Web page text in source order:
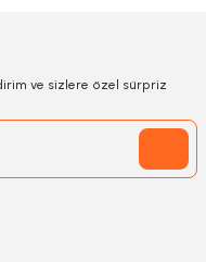
ve sizlere özel sürpriz